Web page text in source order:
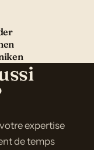
expertise
de temps